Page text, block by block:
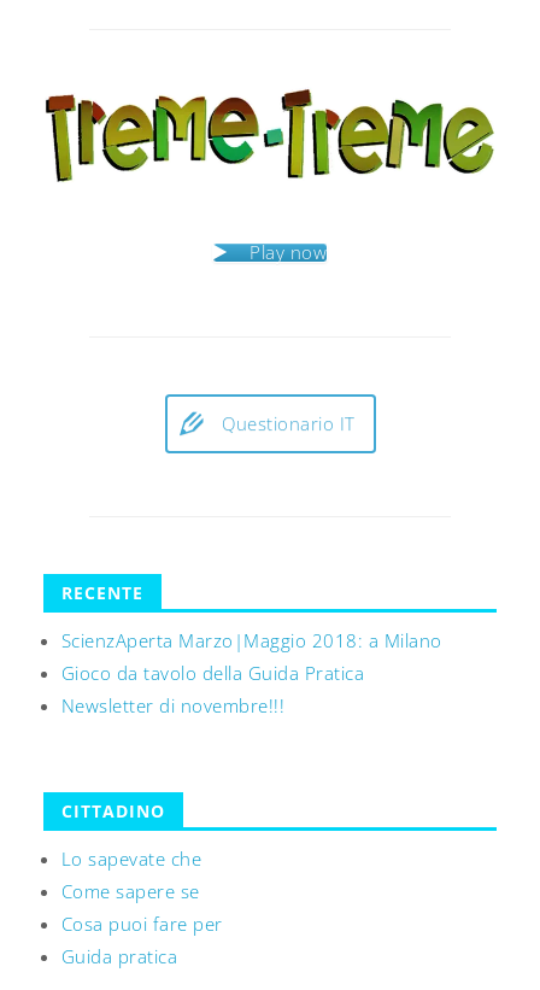
Play now
Questionario IT
RECENTE
ScienzAperta Marzo|Maggio 2018: a Milano
Gioco da tavolo della Guida Pratica
Newsletter di novembre!!!
CITTADINO
Lo sapevate che
Come sapere se
Cosa puoi fare per
Guida pratica